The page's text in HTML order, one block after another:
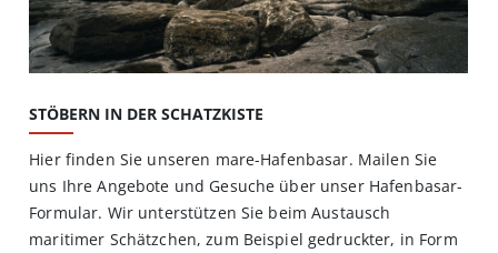
STÖBERN IN DER SCHATZKISTE
Hier finden Sie unseren mare-Hafenbasar. Mailen Sie
uns Ihre Angebote und Gesuche über unser Hafenbasar-
Formular. Wir unterstützen Sie beim Austausch
maritimer Schätzchen, zum Beispiel gedruckter, in Form